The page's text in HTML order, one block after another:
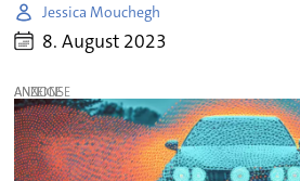
Jessica Mouchegh
8. August 2023
ANZEIGE